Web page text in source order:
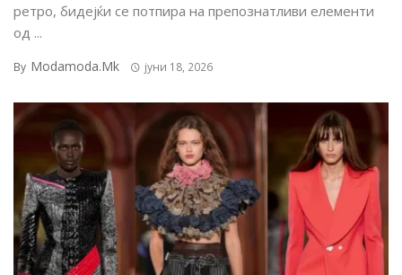
ретро, бидејќи се потпира на препознатливи елементи
од ...
By Modamoda.mk јуни 18, 2026